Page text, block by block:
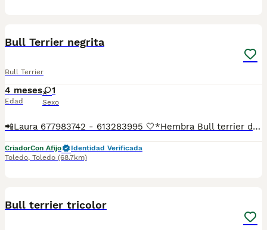
Bull Terrier negrita
Bull Terrier
4 meses
Edad
1
Sexo
📲Laura 677983742 - 613283995 🤍*Hembra Bull terrier de color negra con corbata , la perrita es la de las fotos*🤍 ¿Buscas un nuevo compañero para tu hogar? ❤️ Tenemos preciosos cachorros listos para encontrar una familia responsable. ✅ Vacunados ✅ Desparasitados ✅ Cartilla sanitaria ✅ Garantías incluidas ✅ Máxima atención y cuidado Se hacen envíos a toda España: Andalucía: Almería, Cádiz, Córdoba, Granada, Huelva, Jaén, Málaga, Sevilla.Aragón: Huesca, Teruel, Zaragoza.Asturias: Oviedo.Baleares: Palma.Canarias: Las Palmas de Gran Canaria, Santa Cruz de Tenerife.Cantabria: Santander.Castilla-La Mancha: Albacete, Ciudad Real, Cuenca, Guadalajara, Toledo.Castilla y León: Ávila, Burgos, León, Palencia, Salamanca, Segovia, Soria, Valladolid, Zamora.Cataluña: Barcelona, Gerona (Girona), Lérida (Lleida), Tarragona.Comunidad Valenciana: Alicante, Castellón de la Plana, Valencia.Extremadura: Badajoz, Cáceres.Galicia: La Coruña (A Coruña), Lugo, Orense (Ourense), Pontevedra.La Rioja: Logroño.Madrid: Madrid.Murcia: Murcia.Navarra: Pamplona.País Vasco: Bilbao (Vizcaya), San Sebastián (Guipúzcoa), Vitoria (Álava). 🐾 Cachorros sanos, sociables y criados con mucho cariño. 📲 ¡Pregunta sin compromiso por disponibilidad, fotos y precios por mensaje privado!
CriadorCon Afijo
Identidad Verificada
Toledo, Toledo (68.7km)
Bull terrier tricolor